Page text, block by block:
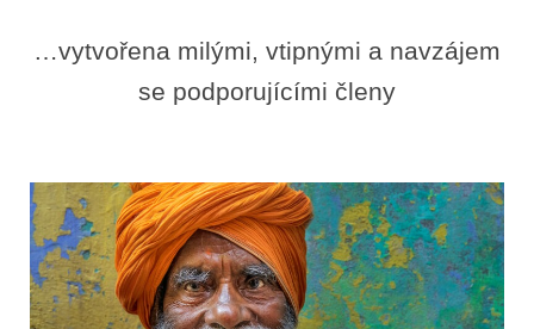
…vytvořena milými, vtipnými a navzájem
se podporujícími členy